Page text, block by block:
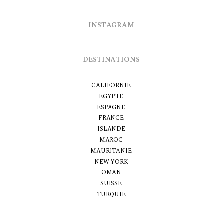
INSTAGRAM
DESTINATIONS
CALIFORNIE
EGYPTE
ESPAGNE
FRANCE
ISLANDE
MAROC
MAURITANIE
NEW YORK
OMAN
SUISSE
TURQUIE